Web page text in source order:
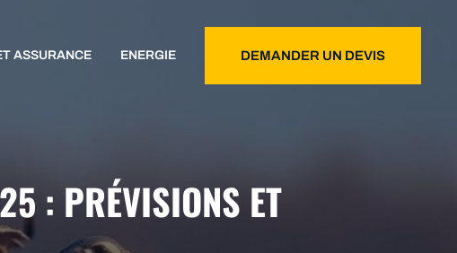
ASSURANCE ENERGIE DEMANDER UN DEVIS
: PRÉVISIONS ET